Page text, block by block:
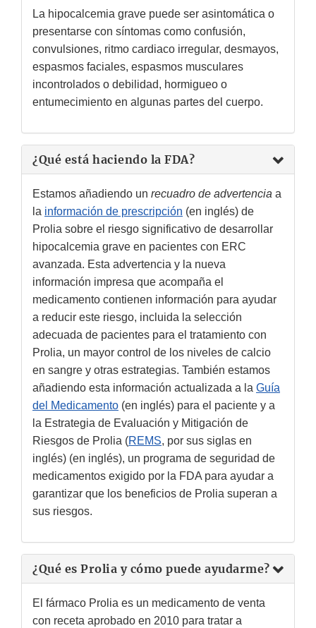
La hipocalcemia grave puede ser asintomática o
presentarse con síntomas como confusión,
convulsiones, ritmo cardiaco irregular, desmayos,
espasmos faciales, espasmos musculares
incontrolados o debilidad, hormigueo o
entumecimiento en algunas partes del cuerpo.
¿Qué está haciendo la FDA?
Estamos añadiendo un recuadro de advertencia a
la información de prescripción (en inglés) de
Prolia sobre el riesgo significativo de desarrollar
hipocalcemia grave en pacientes con ERC
avanzada. Esta advertencia y la nueva
información impresa que acompaña el
medicamento contienen información para ayudar
a reducir este riesgo, incluida la selección
adecuada de pacientes para el tratamiento con
Prolia, un mayor control de los niveles de calcio
en sangre y otras estrategias. También estamos
añadiendo esta información actualizada a la Guía
del Medicamento (en inglés) para el paciente y a
la Estrategia de Evaluación y Mitigación de
Riesgos de Prolia (REMS, por sus siglas en
inglés) (en inglés), un programa de seguridad de
medicamentos exigido por la FDA para ayudar a
garantizar que los beneficios de Prolia superan a
sus riesgos.
¿Qué es Prolia y cómo puede ayudarme?
El fármaco Prolia es un medicamento de venta
con receta aprobado en 2010 para tratar a